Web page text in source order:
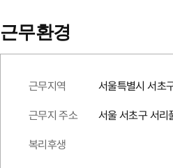
근무환경
근무지역 서울특별시 서초
근무지 주소 서울 서초구 서
복리후생